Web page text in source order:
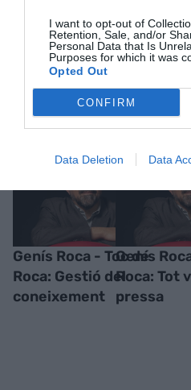
I want to opt-out of
Retention, Sale, and/or
Personal Data that Is
Purposes for which it was
Opted Out
CONFIRM
Data Deletion Data
Genís Roca - Toc de
Roca: Gestió del
coneixement
Genís
Roca: Tot
pressa